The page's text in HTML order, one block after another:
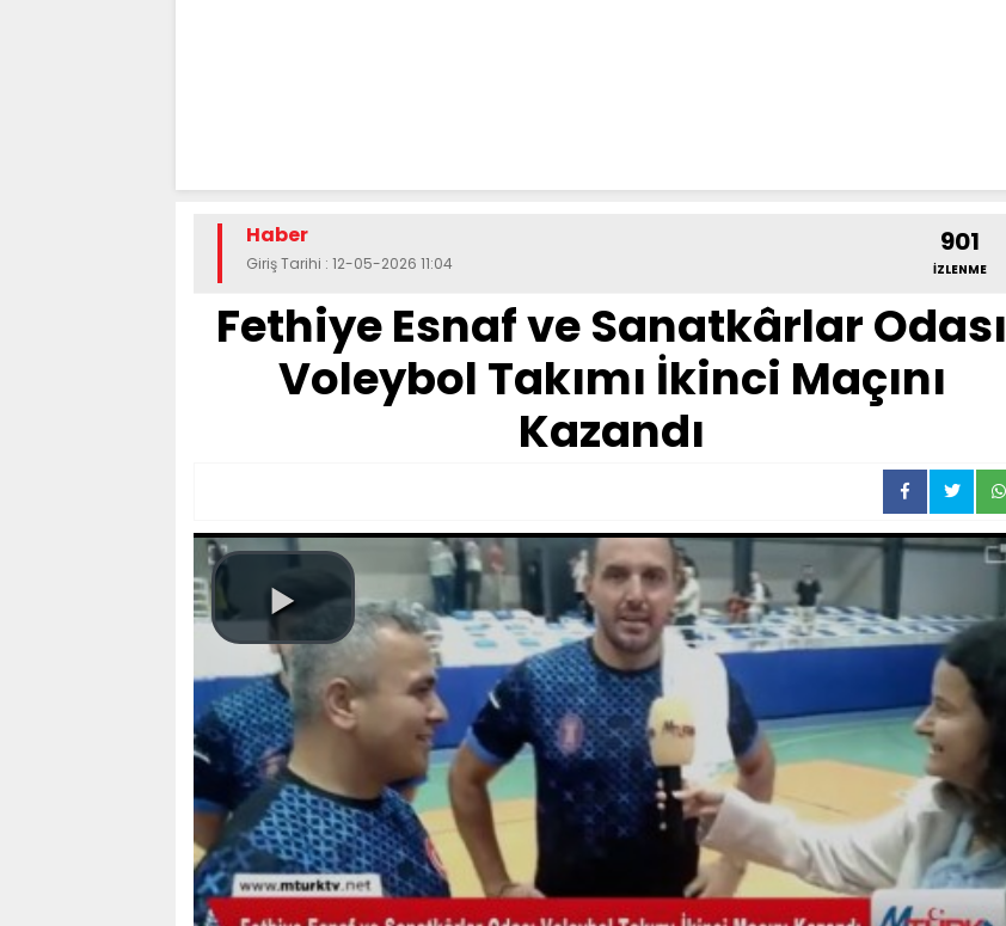
Haber
Giriş Tarihi : 12-05-2026 11:04
901
İZLENME
Fethiye Esnaf ve Sanatkârlar Odası
Voleybol Takımı İkinci Maçını
Kazandı